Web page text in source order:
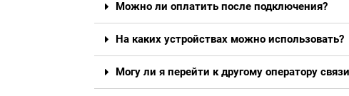
Можно ли оплатить после подключения?
На каких устройствах можно использовать?
Могу ли я перейти к другому оператору